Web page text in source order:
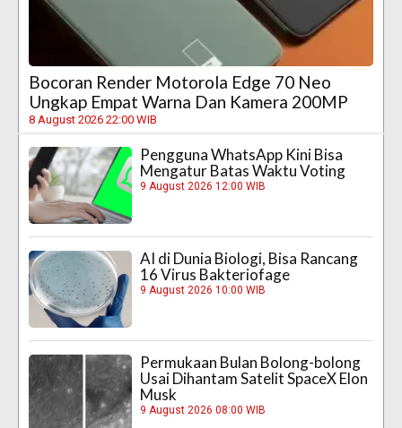
Bocoran Render Motorola Edge 70 Neo
Ungkap Empat Warna Dan Kamera 200MP
8 August 2026 22:00 WIB
Pengguna WhatsApp Kini Bisa
Mengatur Batas Waktu Voting
9 August 2026 12:00 WIB
AI di Dunia Biologi, Bisa Rancang
16 Virus Bakteriofage
9 August 2026 10:00 WIB
Permukaan Bulan Bolong-bolong
Usai Dihantam Satelit SpaceX Elon
Musk
9 August 2026 08:00 WIB